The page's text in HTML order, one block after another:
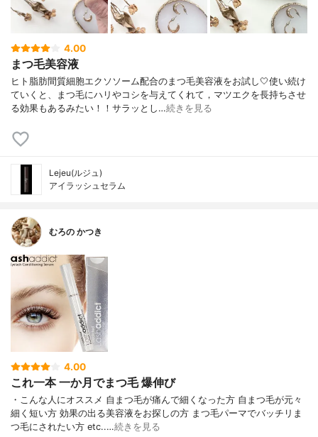
4.00
まつ毛美容液
ヒト脂肪間質細胞エクソソーム配合のまつ毛美容液をお試し🤍使い続け
ていくと、まつ毛にハリやコシを与えてくれて，マツエクを長持ちさせ
る効果もあるみたい！！サラッとし…続きを見る
Lejeu(ルジュ)
アイラッシュセラム
むろの かつき
4.00
これ一本 一か月でまつ毛 爆伸び
・こんな人にオススメ 自まつ毛が痛んで細くなった方 自まつ毛が元々
細く短い方 効果の出る美容液をお探しの方 まつ毛パーマでバッチリま
つ毛にされたい方 etc..…続きを見る